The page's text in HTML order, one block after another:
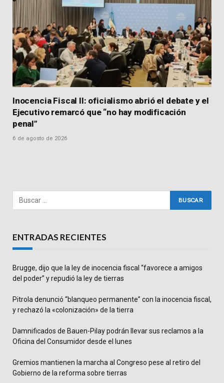
Inocencia Fiscal II: oficialismo abrió el debate y el
Ejecutivo remarcó que “no hay modificación
penal”
6 de agosto de 2026
ENTRADAS RECIENTES
Brugge, dijo que la ley de inocencia fiscal “favorece a amigos
del poder” y repudió la ley de tierras
Pitrola denunció “blanqueo permanente” con la inocencia fiscal,
y rechazó la «colonización» de la tierra
Damnificados de Bauen-Pilay podrán llevar sus reclamos a la
Oficina del Consumidor desde el lunes
Gremios mantienen la marcha al Congreso pese al retiro del
Gobierno de la reforma sobre tierras